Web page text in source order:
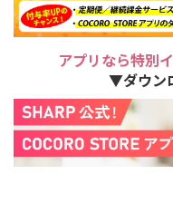
アプリなら特別
▼ダウン